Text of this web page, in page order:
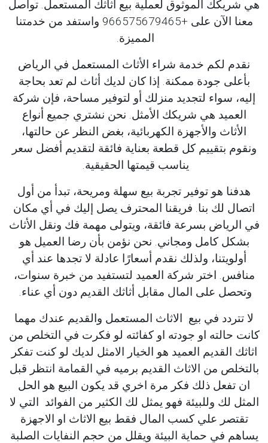
هي شريكك الموثوق لعملية بيع أثاثك المستعمل. تواصل
معنا الآن على +966575679465 واستفد من خدمتنا
المميزة.
نقدم لكم خدمة شراء الأثاث المستعمل في الرياض
بأعلى جودة ممكنة. إذا كان لديك أثاث لم تعد بحاجة
إليه، سواء لتجديد منزلك أو لتوفير مساحة، فإن شركة
العميد هي شريكك الأمثل. نحن نشتري جميع أنواع
الأثاث والأجهزة الكهربائية، بغض النظر عن حالتها،
ونقوم بتقييم كل قطعة بعناية فائقة لتقديم أفضل سعر
يناسب قيمتها الحقيقية.
هدفنا هو توفير تجربة بيع سهلة ومريحة، تبدأ من أول
اتصال لك بنا. فريقنا المحترف يصل إليك في أي مكان
في الرياض بسرعة فائقة، ويتولى مهمة فك ونقل الأثاث
بشكل كامل ومجاني. نحن نؤمن بأن رضا العميل هو
أولويتنا، ولذلك نقدم أسعارًا عادلة لا تجدها عند أي
منافس. اختر شركة العميد لتستفيد من خبرة سنوات،
وتحصل على المال مقابل أثاثك القديم دون أي عناء.
لا تتردد في بيع الاثاث المستعمل والقديم عندك مهما
كانت حالته او جودته او كفائته لو فكرت في التخلص من
اثاثك القديم العميد هو الخيار الامثل لديك لو كنت تفكر
بالتخلص من الاثاث القديم برميه في القمامة انتظر قبل
ان تفعل ذلك فكر مرة اخري قد يكون البيع هو الحل
المثل لك وللبيئة فهو يمثل لك الكثير من الفوائد التي لا
تقتصر علي كسب المال فقط بيع الاثاث او الاجهزة
يساهم في حماية البيئة ويقلل من حجم النفايات الصلبة